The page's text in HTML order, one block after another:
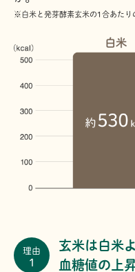
※白米と発芽酵素玄米の1合あたり
理由
1
玄米は白米
血糖値の上